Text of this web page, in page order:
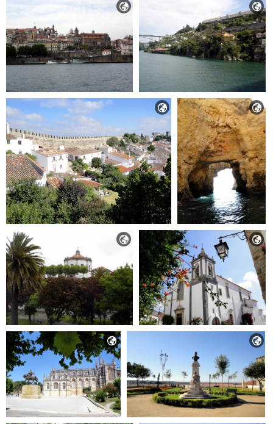
 
 
 
 